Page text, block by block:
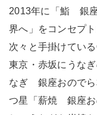
2013年に「鮨 銀
界へ」をコンセプ
次々と手掛けてい
東京・赤坂にうな
なぎ 銀座おのでら
つ星「薪焼 銀座お